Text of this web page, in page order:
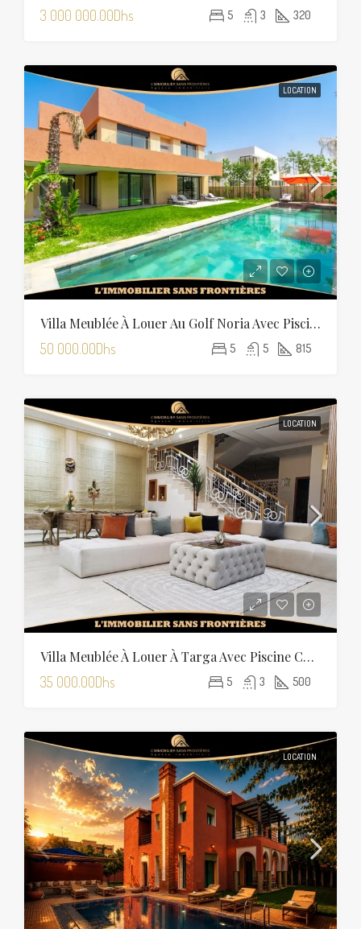
3 000 000.00Dhs 5 3 320
LOCATION
Villa Meublée À Louer Au Golf Noria Avec Piscine Privée
50 000.00Dhs 5 5 815
LOCATION
Villa Meublée À Louer À Targa Avec Piscine Chauffée
35 000.00Dhs 5 3 500
LOCATION